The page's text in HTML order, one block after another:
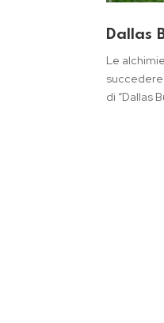
Dallas
Le
succedere
di “Dallas